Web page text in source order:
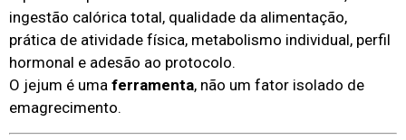
ingestão calórica total, qualidade da alimentação,
prática de atividade física, metabolismo individual, perfil
hormonal e adesão ao protocolo.
O jejum é uma ferramenta, não um fator isolado de
emagrecimento.